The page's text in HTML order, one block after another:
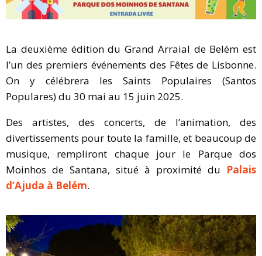
La deuxième édition du Grand Arraial de Belém est
l’un des premiers événements des Fêtes de Lisbonne.
On y célébrera les Saints Populaires (Santos
Populares) du 30 mai au 15 juin 2025.
Des artistes, des concerts, de l’animation, des
divertissements pour toute la famille, et beaucoup de
musique, rempliront chaque jour le Parque dos
Moinhos de Santana, situé à proximité du Palais
d’Ajuda à Belém.